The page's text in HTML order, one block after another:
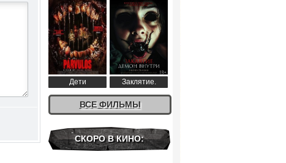
Дети
апокалипсиса
(2024)
Заклятие.
Демон внутри
(2024)
ВСЕ ФИЛЬМЫ
СКОРО В КИНО: